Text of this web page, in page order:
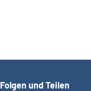
Folgen und Teilen